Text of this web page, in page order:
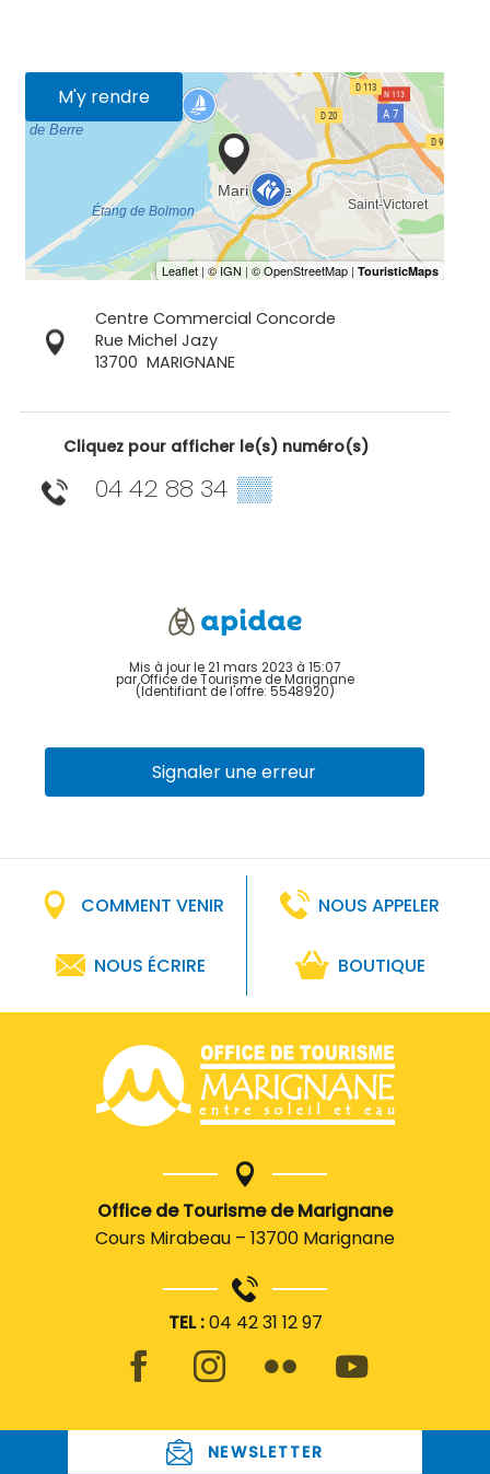
M'y rendre
Centre Commercial Concorde
Rue Michel Jazy
13700 MARIGNANE
Cliquez pour afficher le(s) numéro(s)
04 42 88 34 ▒▒
Mis à jour le 21 mars 2023 à 15:07
par Office de Tourisme de Marignane
(Identifiant de l'offre: 5548920)
Signaler une erreur
COMMENT VENIR NOUS APPELER
NOUS ÉCRIRE BOUTIQUE
Office de Tourisme de Marignane
Cours Mirabeau – 13700 Marignane
TEL :04 42 31 12 97
NEWSLETTER